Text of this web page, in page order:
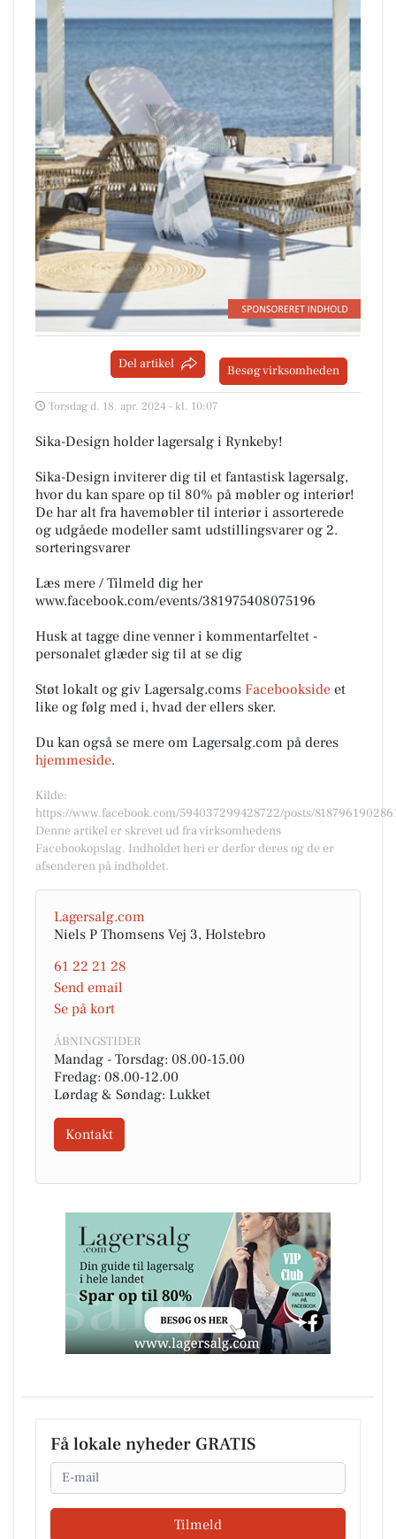
Del artikel Besøg virksomheden
Torsdag d. 18. apr. 2024 - kl. 10:07
Sika-Design holder lagersalg i Rynkeby!
Sika-Design inviterer dig til et fantastisk lagersalg,
hvor du kan spare op til 80% på møbler og interiør!
De har alt fra havemøbler til interiør i assorterede
og udgåede modeller samt udstillingsvarer og 2.
sorteringsvarer
Læs mere / Tilmeld dig her
www.facebook.com/events/381975408075196
Husk at tagge dine venner i kommentarfeltet -
personalet glæder sig til at se dig
Støt lokalt og giv Lagersalg.coms Facebookside et
like og følg med i, hvad der ellers sker.
Du kan også se mere om Lagersalg.com på deres
hjemmeside.
Kilde:
https://www.facebook.com/594037299428722/posts/
Denne artikel er skrevet ud fra virksomhedens
Facebookopslag. Indholdet heri er derfor deres og de er
afsenderen på indholdet.
Lagersalg.com
Niels P Thomsens Vej 3, Holstebro
61 22 21 28
Send email
Se på kort
ÅBNINGSTIDER
Mandag - Torsdag: 08.00-15.00
Fredag: 08.00-12.00
Lørdag & Søndag: Lukket
Kontakt
Få lokale nyheder GRATIS
Email
Tilmeld